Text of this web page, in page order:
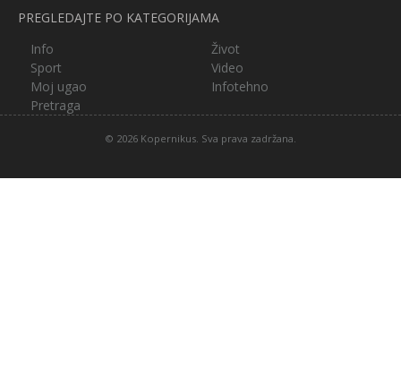
PREGLEDAJTE PO KATEGORIJAMA
Info
Život
Sport
Video
Moj ugao
Infotehno
Pretraga
© 2026 Kopernikus. Sva prava zadržana.